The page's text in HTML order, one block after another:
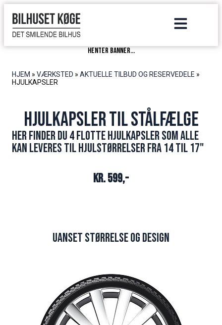
henter banner...
HJEM » VÆRKSTED » AKTUELLE TILBUD OG RESERVEDELE »
HJULKAPSLER
Hjulkapsler til stålfælge
Her finder du 4 flotte hjulkapsler som alle
kan leveres til hjulstørrelser fra 14 til 17"
Kr. 599,-
Uanset størrelse og design